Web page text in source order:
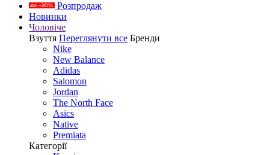
Розпродаж
Новинки
Чоловіче
Взуття Переглянути все Бренди
Nike
New Balance
Adidas
Salomon
Jordan
The North Face
Asics
Native
Premiata
Категорії